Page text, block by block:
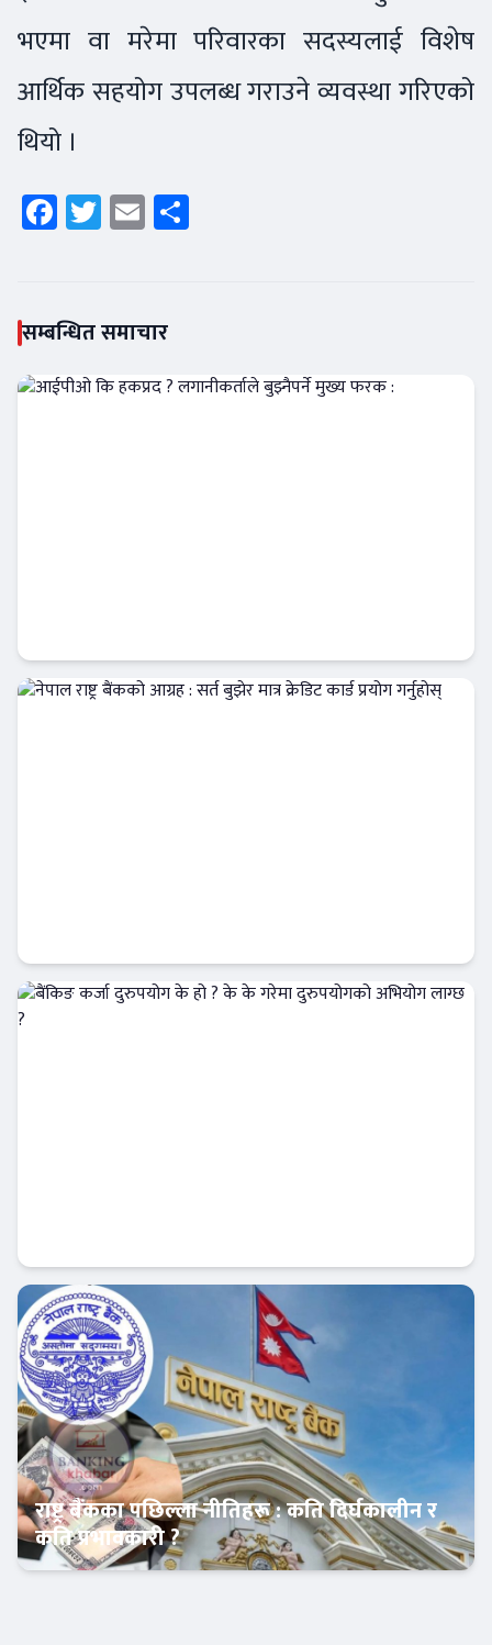
भएमा वा मरेमा परिवारका सदस्यलाई विशेष
आर्थिक सहयोग उपलब्ध गराउने व्यवस्था गरिएको
थियो ।
Facebook
Twitter
Email
सम्बन्धित समाचार
क्यापिटल मार्केट
Banner News
आजको विशेष
राष्ट्र बैंकका पछिल्ला नीतिहरू : कति दिर्घकालीन र
कति प्रभावकारी ?